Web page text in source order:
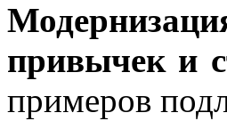
привычек и
примеров